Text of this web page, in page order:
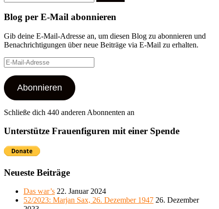
nach:
Blog per E-Mail abonnieren
Gib deine E-Mail-Adresse an, um diesen Blog zu abonnieren und
Benachrichtigungen über neue Beiträge via E-Mail zu erhalten.
E-
Mail-
Adresse
Abonnieren
Schließe dich 440 anderen Abonnenten an
Unterstütze Frauenfiguren mit einer Spende
Neueste Beiträge
Das war’s 22. Januar 2024
52/2023: Marjan Sax, 26. Dezember 1947 26. Dezember